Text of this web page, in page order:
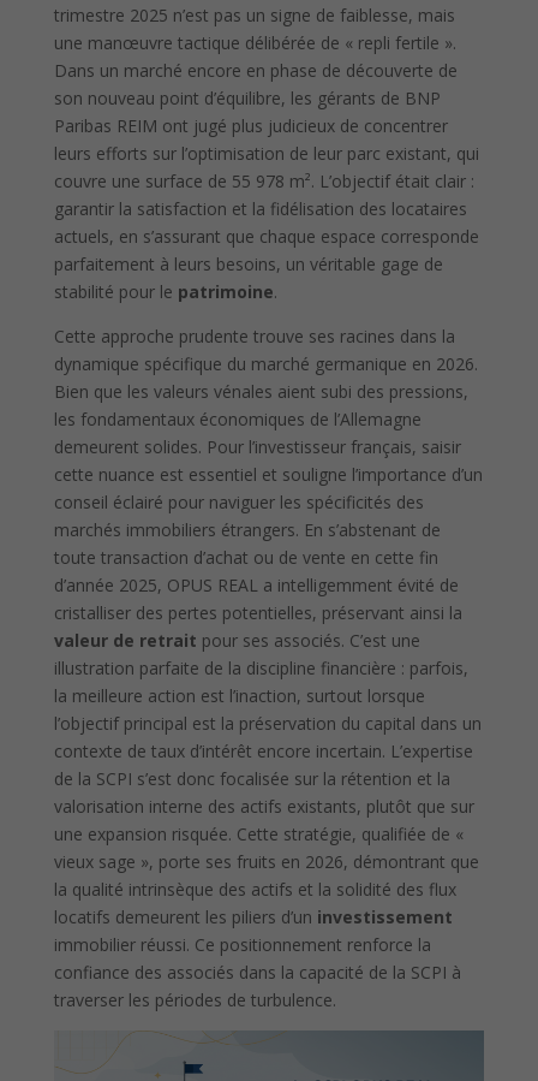
trimestre 2025 n’est pas un signe de faiblesse, mais
une manœuvre tactique délibérée de « repli fertile ».
Dans un marché encore en phase de découverte de
son nouveau point d’équilibre, les gérants de BNP
Paribas REIM ont jugé plus judicieux de concentrer
leurs efforts sur l’optimisation de leur parc existant, qui
couvre une surface de 55 978 m². L’objectif était clair :
garantir la satisfaction et la fidélisation des locataires
actuels, en s’assurant que chaque espace corresponde
parfaitement à leurs besoins, un véritable gage de
stabilité pour le patrimoine.
Cette approche prudente trouve ses racines dans la
dynamique spécifique du marché germanique en 2026.
Bien que les valeurs vénales aient subi des pressions,
les fondamentaux économiques de l’Allemagne
demeurent solides. Pour l’investisseur français, saisir
cette nuance est essentiel et souligne l’importance d’un
conseil éclairé pour naviguer les spécificités des
marchés immobiliers étrangers. En s’abstenant de
toute transaction d’achat ou de vente en cette fin
d’année 2025, OPUS REAL a intelligemment évité de
cristalliser des pertes potentielles, préservant ainsi la
valeur de retrait pour ses associés. C’est une
illustration parfaite de la discipline financière : parfois,
la meilleure action est l’inaction, surtout lorsque
l’objectif principal est la préservation du capital dans un
contexte de taux d’intérêt encore incertain. L’expertise
de la SCPI s’est donc focalisée sur la rétention et la
valorisation interne des actifs existants, plutôt que sur
une expansion risquée. Cette stratégie, qualifiée de «
vieux sage », porte ses fruits en 2026, démontrant que
la qualité intrinsèque des actifs et la solidité des flux
locatifs demeurent les piliers d’un investissement
immobilier réussi. Ce positionnement renforce la
confiance des associés dans la capacité de la SCPI à
traverser les périodes de turbulence.